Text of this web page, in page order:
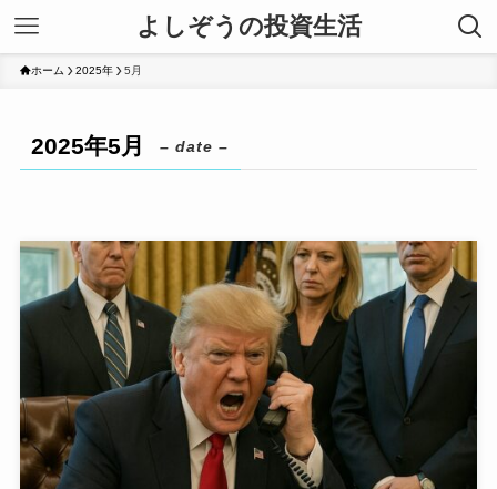
よしぞうの投資生活
ホーム 2025年 5月
2025年5月 – date –